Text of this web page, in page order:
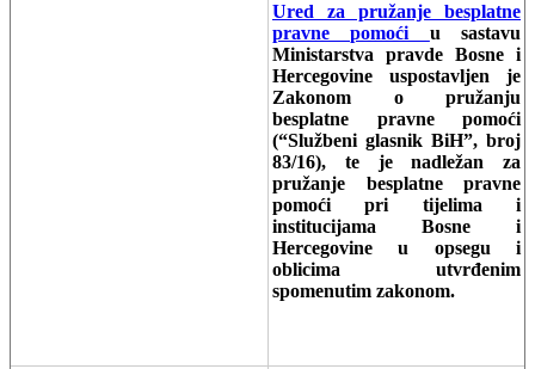
Ured za pružanje besplatne
pravne pomoći u sastavu
Ministarstva pravde Bosne i
Hercegovine uspostavljen je
Zakonom o pružanju
besplatne pravne pomoći
(“Službeni glasnik BiH”, broj
83/16), te je nadležan za
pružanje besplatne pravne
pomoći pri tijelima i
institucijama Bosne i
Hercegovine u opsegu i
oblicima utvrđenim
spomenutim zakonom.